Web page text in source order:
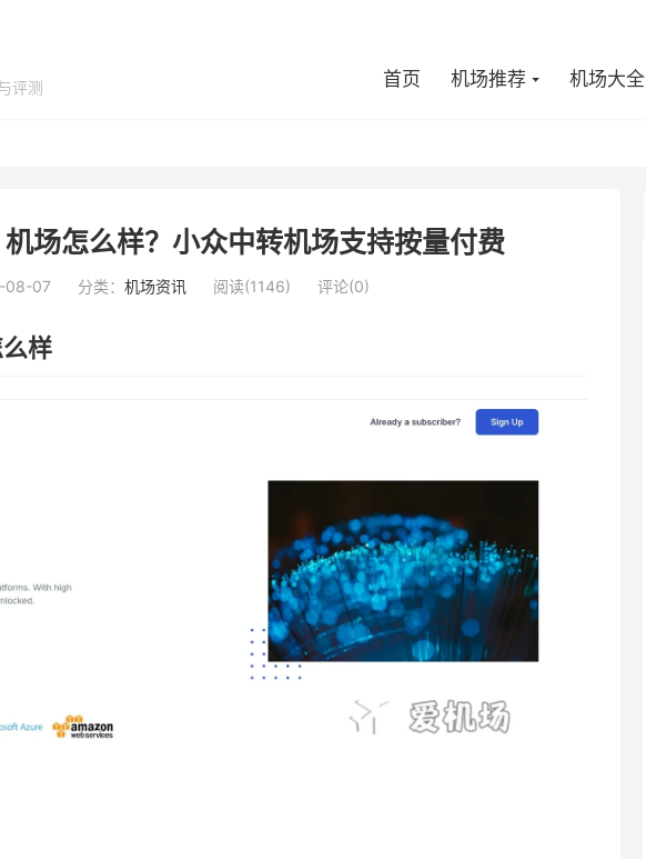
评测
首页 机场推荐 机场大全
场怎么样？小众中转机场支持按量付费
08-07 分类： 机场资讯 阅读(1146) 评论(0)
样